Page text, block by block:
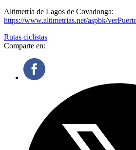
Altimetría de Lagos de Covadonga:
https://www.altimetrias.net/aspbk/
Rutas ciclistas
Comparte en: